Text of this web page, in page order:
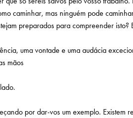
caminhar, mas ninguém pode
preparados para compreender isto?
uma vontade e uma audácia
mãos
por dar-vos um exemplo. Existem